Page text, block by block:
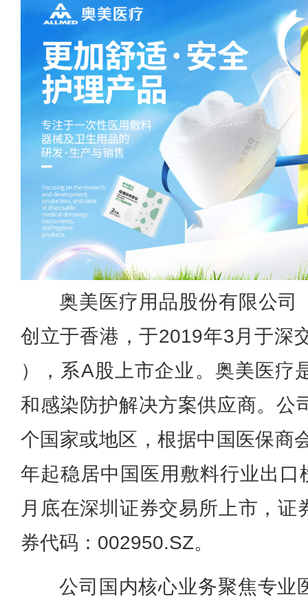
奥美医疗用品股份有限公司
创立于香港，于2019年3月于深
），系A股上市企业。 奥美医疗
和感染防护解决方案供应商。公
个国家或地区，根据中国医保商
年起稳居中国医用敷料行业出
月底在深圳证券交易所上市，证
券代码：002950.SZ。
公司国内核心业务聚焦专业